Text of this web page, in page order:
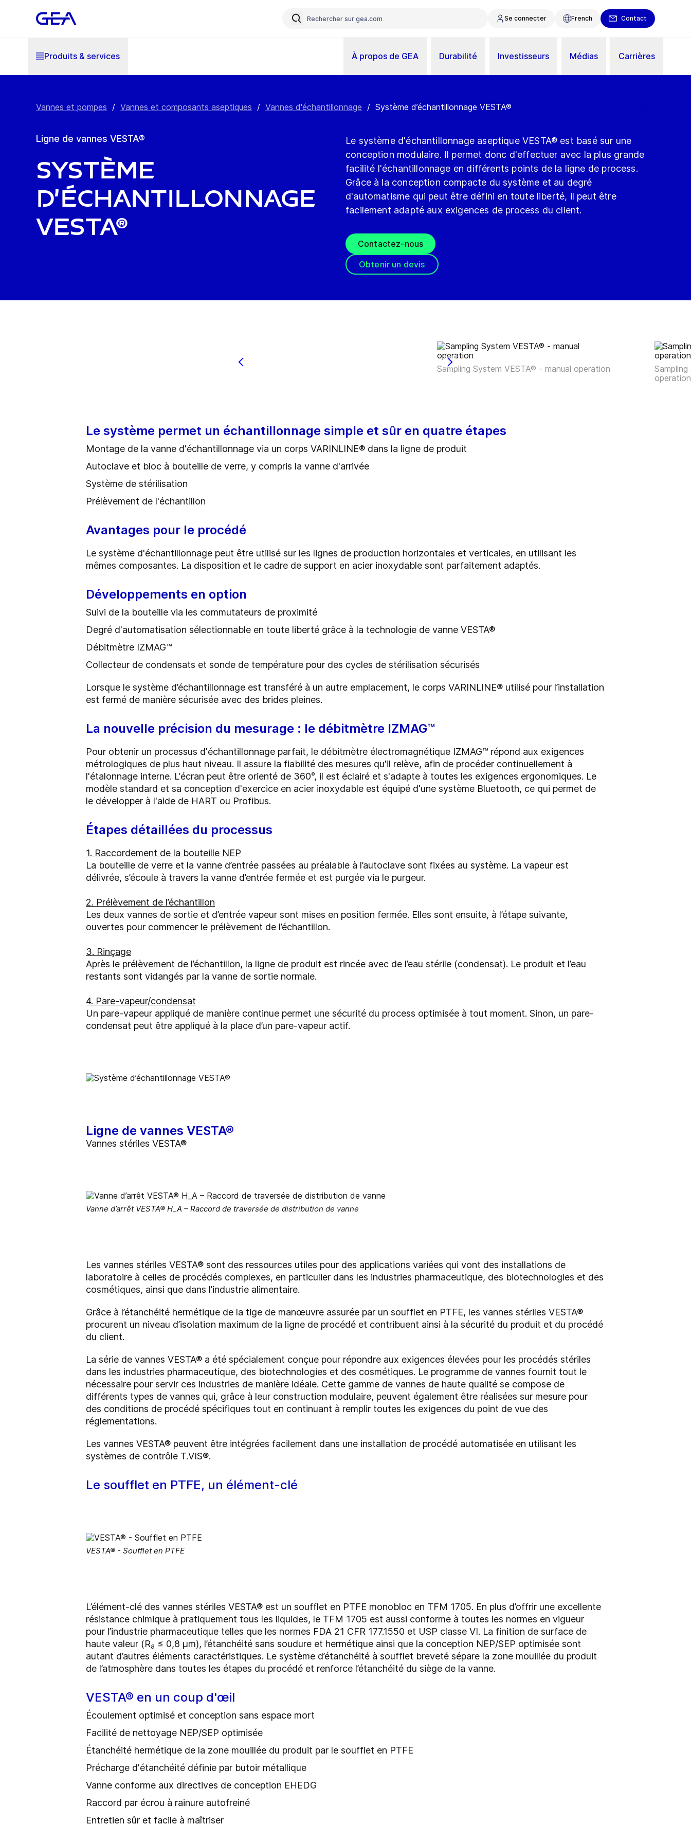
Se connecter French Contact
Produits & services À propos de GEA Durabilité Investisseurs Médias Carrières
Vannes et pompes / Vannes et composants aseptiques / Vannes d'échantillonnage / Système d’échantillonnage VESTA®
Ligne de vannes VESTA®
Système
d’échantillonnage
VESTA®
Le système d'échantillonnage aseptique VESTA® est basé sur une
conception modulaire. Il permet donc d'effectuer avec la plus grande
facilité l'échantillonnage en différents points de la ligne de process.
Grâce à la conception compacte du système et au degré
d'automatisme qui peut être défini en toute liberté, il peut être
facilement adapté aux exigences de process du client.
Contactez-nous
Obtenir un devis
Sampling System VESTA® - manual operation
operation
Le système permet un échantillonnage simple et sûr en quatre étapes
Montage de la vanne d'échantillonnage via un corps VARINLINE® dans la ligne de produit
Autoclave et bloc à bouteille de verre, y compris la vanne d'arrivée
Système de stérilisation
Prélèvement de l'échantillon
Avantages pour le procédé
Le système d'échantillonnage peut être utilisé sur les lignes de production horizontales et verticales, en utilisant les
mêmes composantes. La disposition et le cadre de support en acier inoxydable sont parfaitement adaptés.
Développements en option
Suivi de la bouteille via les commutateurs de proximité
Degré d'automatisation sélectionnable en toute liberté grâce à la technologie de vanne VESTA®
Débitmètre IZMAG™
Collecteur de condensats et sonde de température pour des cycles de stérilisation sécurisés
Lorsque le système d’échantillonnage est transféré à un autre emplacement, le corps VARINLINE® utilisé pour l’installation
est fermé de manière sécurisée avec des brides pleines.
La nouvelle précision du mesurage : le débitmètre IZMAG™
Pour obtenir un processus d'échantillonnage parfait, le débitmètre électromagnétique IZMAG™ répond aux exigences
métrologiques de plus haut niveau. Il assure la fiabilité des mesures qu'il relève, afin de procéder continuellement à
l'étalonnage interne. L'écran peut être orienté de 360°, il est éclairé et s'adapte à toutes les exigences ergonomiques. Le
modèle standard et sa conception d'exercice en acier inoxydable est équipé d'une système Bluetooth, ce qui permet de
le développer à l'aide de HART ou Profibus.
Étapes détaillées du processus
1. Raccordement de la bouteille NEP
La bouteille de verre et la vanne d’entrée passées au préalable à l’autoclave sont fixées au système. La vapeur est
délivrée, s’écoule à travers la vanne d’entrée fermée et est purgée via le purgeur.
2. Prélèvement de l’échantillon
Les deux vannes de sortie et d’entrée vapeur sont mises en position fermée. Elles sont ensuite, à l’étape suivante,
ouvertes pour commencer le prélèvement de l’échantillon.
3. Rinçage
Après le prélèvement de l’échantillon, la ligne de produit est rincée avec de l’eau stérile (condensat). Le produit et l’eau
restants sont vidangés par la vanne de sortie normale.
4. Pare-vapeur/condensat
Un pare-vapeur appliqué de manière continue permet une sécurité du process optimisée à tout moment. Sinon, un pare-
condensat peut être appliqué à la place d’un pare-vapeur actif.
Ligne de vannes VESTA®
Vannes stériles VESTA®
Vanne d’arrêt VESTA® H_A – Raccord de traversée de distribution de vanne
Les vannes stériles VESTA® sont des ressources utiles pour des applications variées qui vont des installations de
laboratoire à celles de procédés complexes, en particulier dans les industries pharmaceutique, des biotechnologies et des
cosmétiques, ainsi que dans l’industrie alimentaire.
Grâce à l’étanchéité hermétique de la tige de manœuvre assurée par un soufflet en PTFE, les vannes stériles VESTA®
procurent un niveau d’isolation maximum de la ligne de procédé et contribuent ainsi à la sécurité du produit et du procédé
du client.
La série de vannes VESTA® a été spécialement conçue pour répondre aux exigences élevées pour les procédés stériles
dans les industries pharmaceutique, des biotechnologies et des cosmétiques. Le programme de vannes fournit tout le
nécessaire pour servir ces industries de manière idéale. Cette gamme de vannes de haute qualité se compose de
différents types de vannes qui, grâce à leur construction modulaire, peuvent également être réalisées sur mesure pour
des conditions de procédé spécifiques tout en continuant à remplir toutes les exigences du point de vue des
réglementations.
Les vannes VESTA® peuvent être intégrées facilement dans une installation de procédé automatisée en utilisant les
systèmes de contrôle T.VIS®.
Le soufflet en PTFE, un élément-clé
VESTA® - Soufflet en PTFE
L’élément-clé des vannes stériles VESTA® est un soufflet en PTFE monobloc en TFM 1705. En plus d’offrir une excellente
résistance chimique à pratiquement tous les liquides, le TFM 1705 est aussi conforme à toutes les normes en vigueur
pour l’industrie pharmaceutique telles que les normes FDA 21 CFR 177.1550 et USP classe VI. La finition de surface de
haute valeur (Ra ≤ 0,8 μm), l’étanchéité sans soudure et hermétique ainsi que la conception NEP/SEP optimisée sont
autant d’autres éléments caractéristiques. Le système d’étanchéité à soufflet breveté sépare la zone mouillée du produit
de l’atmosphère dans toutes les étapes du procédé et renforce l’étanchéité du siège de la vanne.
VESTA® en un coup d'œil
Écoulement optimisé et conception sans espace mort
Facilité de nettoyage NEP/SEP optimisée
Étanchéité hermétique de la zone mouillée du produit par le soufflet en PTFE
Précharge d'étanchéité définie par butoir métallique
Vanne conforme aux directives de conception EHEDG
Raccord par écrou à rainure autofreiné
Entretien sûr et facile à maîtriser